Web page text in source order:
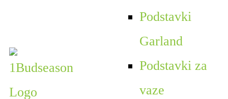
Podstavki
Garland
Podstavki za
vaze